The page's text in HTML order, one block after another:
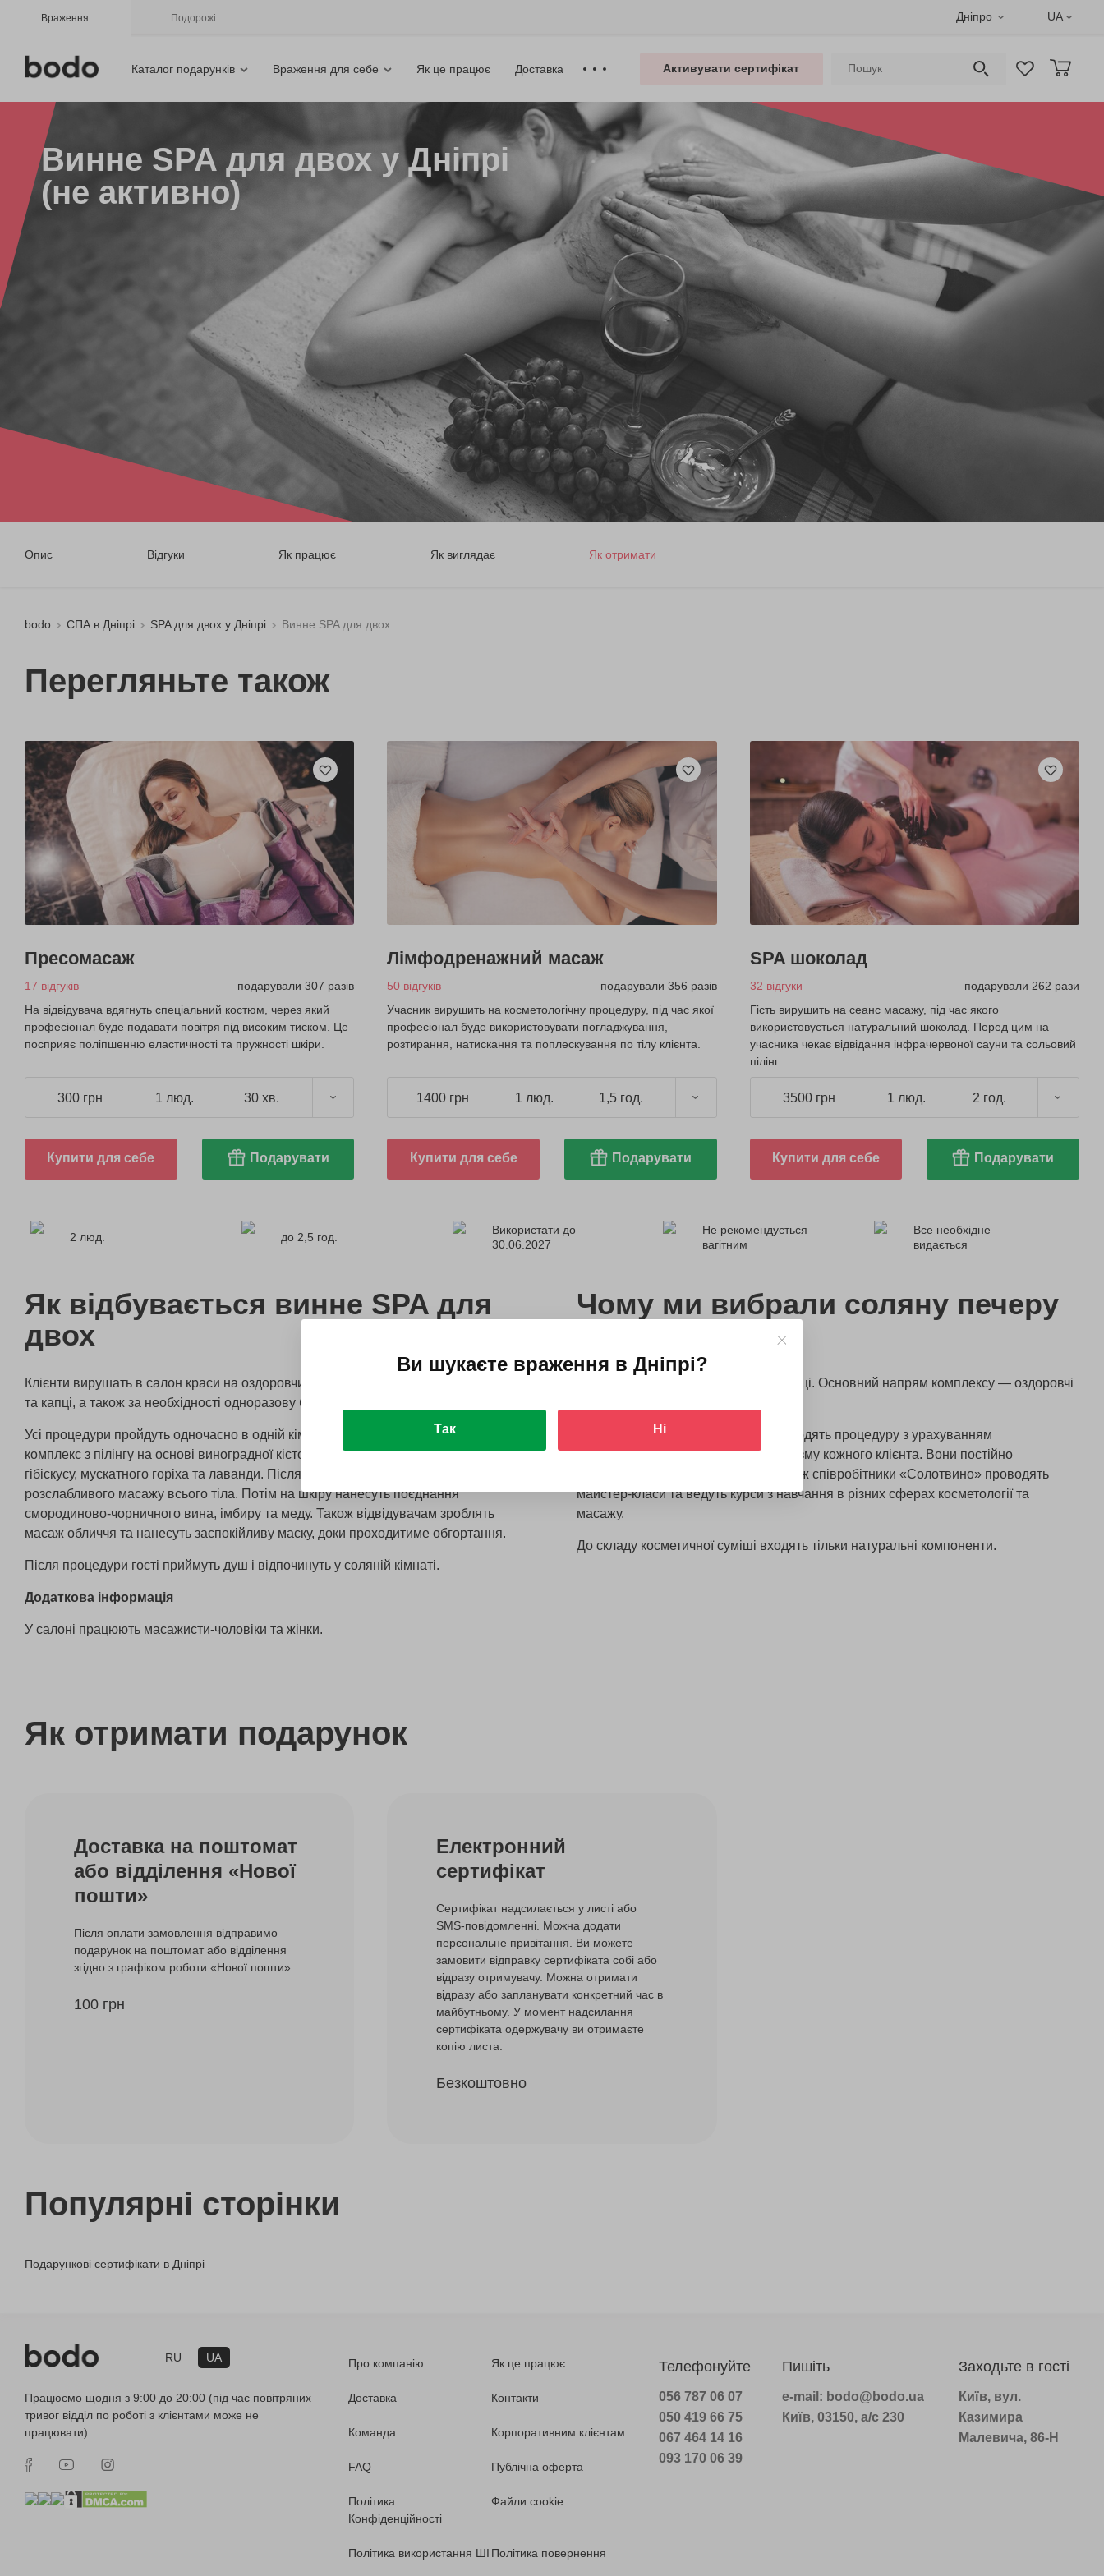
Враження Подорожі Дніпро UA
Каталог подарунків Враження для себе Як це працює Доставка Активувати сертифікат
Винне SPA для двох у Дніпрі
(не активно)
Опис Відгуки Як працює Як виглядає Як отримати
bodo СПА в Дніпрі SPA для двох у Дніпрі Винне SPA для двох
Перегляньте також
Пресомасаж
17 відгуків
подарували 307 разів
На відвідувача вдягнуть спеціальний костюм, через який
професіонал буде подавати повітря під високим тиском. Це
посприяє поліпшенню еластичності та пружності шкіри.
300 грн 1 люд. 30 хв.
Купити для себе Подарувати
Лімфодренажний масаж
50 відгуків
подарували 356 разів
Учасник вирушить на косметологічну процедуру, під час якої
професіонал буде використовувати погладжування,
розтирання, натискання та поплескування по тілу клієнта.
1400 грн 1 люд. 1,5 год.
Купити для себе Подарувати
SPA шоколад
32 відгуки
подарували 262 рази
Гість вирушить на сеанс масажу, під час якого
використовується натуральний шоколад. Перед цим на
учасника чекає відвідання інфрачервоної сауни та сольовий
пілінг.
3500 грн 1 люд. 2 год.
Купити для себе Подарувати
2 люд. до 2,5 год.
Використати до
30.06.2027
Не рекомендується
вагітним
Все необхідне
видається
Як відбувається винне SPA для
двох
Клієнти вирушать в салон краси на оздоровчий сеанс. На місці їм видадуть халати
та капці, а також за необхідності одноразову білизну.
Усі процедури пройдуть одночасно в одній кімнаті із двома майстрами. Почнеться
комплекс з пілінгу на основі виноградної кісточки з додаванням екстрактів
гібіскусу, мускатного горіха та лаванди. Після цього профі приступлять до
розслабливого масажу всього тіла. Потім на шкіру нанесуть поєднання
смородиново-чорничного вина, імбиру та меду. Також відвідувачам зроблять
масаж обличчя та нанесуть заспокійливу маску, доки проходитиме обгортання.
Після процедури гості приймуть душ і відпочинуть у соляній кімнаті.
Додаткова інформація
У салоні працюють масажисти-чоловіки та жінки.
Чому ми вибрали соляну печеру
Соляна печера відкрилася у 2009 році. Основний напрям комплексу — оздоровчі
У центрі працюють фахівці, які проводять процедуру з урахуванням
індивідуальних особливостей організму кожного клієнта. Вони постійно
підвищують свою кваліфікацію. Також співробітники «Солотвино» проводять
майстер-класи та ведуть курси з навчання в різних сферах косметології та
масажу.
До складу косметичної суміші входять тільки натуральні компоненти.
Як отримати подарунок
Доставка на поштомат
або відділення «Нової
пошти»
Після оплати замовлення відправимо
подарунок на поштомат або відділення
згідно з графіком роботи «Нової пошти».
100 грн
Електронний
сертифікат
Сертифікат надсилається у листі або
SMS-повідомленні. Можна додати
персональне привітання. Ви можете
замовити відправку сертифіката собі або
відразу отримувачу. Можна отримати
відразу або запланувати конкретний час в
майбутньому. У момент надсилання
сертифіката одержувачу ви отримаєте
копію листа.
Безкоштовно
Популярні сторінки
Подарункові сертифікати в Дніпрі
RU UA
Працюємо щодня з 9:00 до 20:00 (під час повітряних
тривог відділ по роботі з клієнтами може не
працювати)
Про компанію Як це працює
Доставка Контакти
Команда Корпоративним клієнтам
FAQ Публічна оферта
Політика
Конфіденційності
Файли cookie
Політика використання ШІ Політика повернення
Телефонуйте
056 787 06 07
050 419 66 75
067 464 14 16
093 170 06 39
Пишіть
e-mail: bodo@bodo.ua
Київ, 03150, а/с 230
Заходьте в гості
Київ, вул.
Казимира
Малевича, 86-Н
Ви шукаєте враження в Дніпрі?
Так Ні